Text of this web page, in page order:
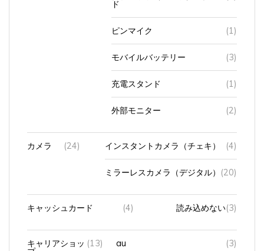
ピンマイク (1)
モバイルバッテリー (3)
充電スタンド (1)
外部モニター (2)
カメラ (24) インスタントカメラ（チェキ） (4)
ミラーレスカメラ（デジタル）(20)
キャッシュカード (4) 読み込めない(3)
キャリアショッ(13) au (3)